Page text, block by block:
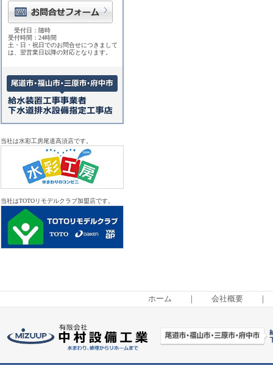
受付日：随時
受付時間：24時間
土・日・祝日でのお問合せにつきまして
は、翌営業日以降の対応となります。
当社は水彩工房尾道高須店です。
当社はTOTOリモデルクラブ加盟店です。
ホーム ｜ 会社概要